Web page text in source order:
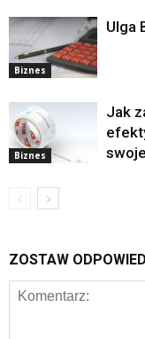
Biznes
Ulga
Biznes
Jak
ZOSTAW